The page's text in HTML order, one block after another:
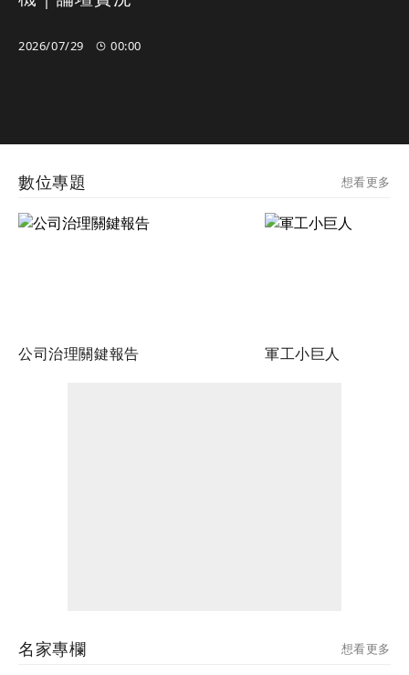
2026/07/29 00:00
00:00
00:00
數位專題 想看更多
公司治理關鍵報告 軍工小巨人
名家專欄 想看更多